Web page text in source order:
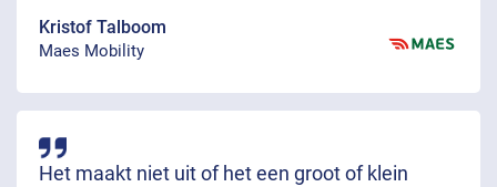
Kristof Talboom
Maes Mobility
Het maakt niet uit of het een groot of klein